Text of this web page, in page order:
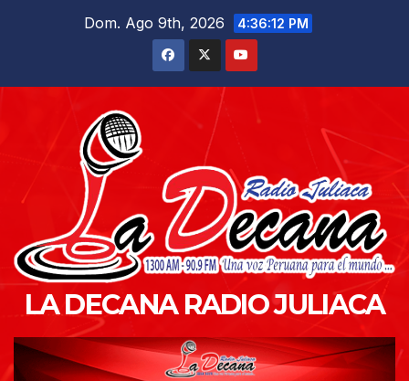
Dom. Ago 9th, 2026 4:36:13 PM
LA DECANA RADIO JULIACA